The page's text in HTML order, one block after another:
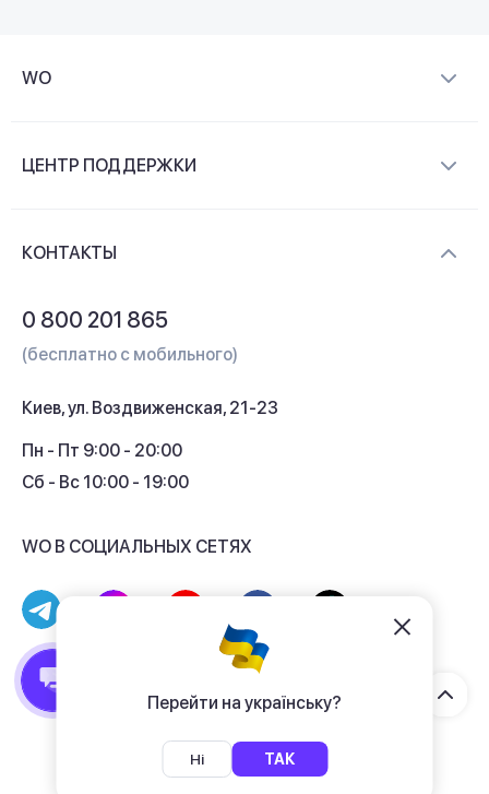
Перейти на українську?
Ні ТАК
WO
Контакты
ЦЕНТР ПОДДЕРЖКИ
Кэшбек
КОНТАКТЫ
0 800 201 865
(бесплатно с мобильного)
Киев, ул. Воздвиженская, 21-23
Пн - Пт 9:00 - 20:00
Сб - Вс 10:00 - 19:00
WO В СОЦИАЛЬНЫХ СЕТЯХ
Договор публичной оферты
Политика конфиденциальности